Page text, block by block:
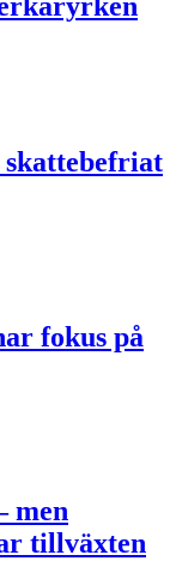
skattebefriat
fokus på
men
tillväxten